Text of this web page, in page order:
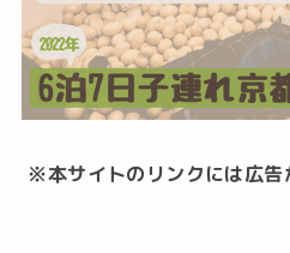
※本サイトのリンクには広告